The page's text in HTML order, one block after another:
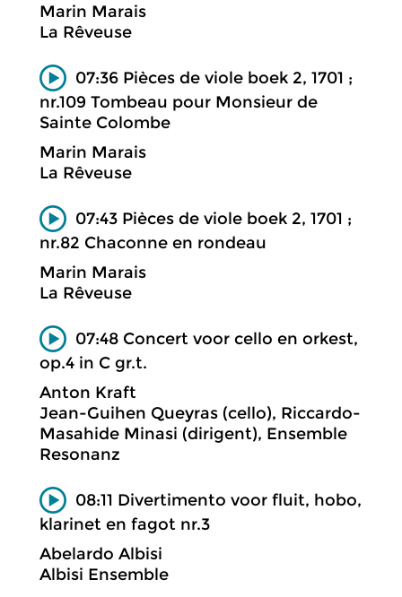
Marin Marais
La Rêveuse
07:36 Pièces de viole boek 2, 1701 ;
nr.109 Tombeau pour Monsieur de
Sainte Colombe
Marin Marais
La Rêveuse
07:43 Pièces de viole boek 2, 1701 ;
nr.82 Chaconne en rondeau
Marin Marais
La Rêveuse
07:48 Concert voor cello en orkest,
op.4 in C gr.t.
Anton Kraft
Jean-Guihen Queyras (cello), Riccardo-
Masahide Minasi (dirigent), Ensemble
Resonanz
08:11 Divertimento voor fluit, hobo,
klarinet en fagot nr.3
Abelardo Albisi
Albisi Ensemble